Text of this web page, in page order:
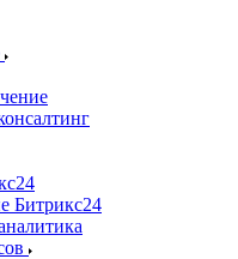
Битрикс24